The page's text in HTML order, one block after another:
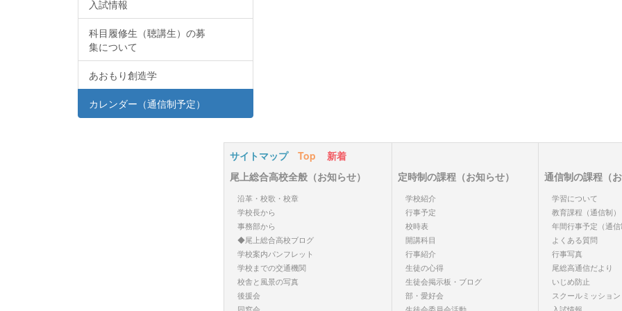
入試情報
科目履修生（聴講生）の募
集について
あおもり創造学
カレンダー（通信制予定）
サイトマップ Top
新着
尾上総合高校全般（お知らせ）
沿革・校歌・校章
学校長から
事務部から
◆尾上総合高校ブログ
学校案内パンフレット
学校までの交通機関
校舎と風景の写真
後援会
定時制の課程（お知らせ）
学校紹介
行事予定
校時表
開講科目
行事紹介
生徒の心得
生徒会掲示板・ブログ
部・愛好会
通信制の課程（お
学習について
教育課程（通信制）
年間行事予定（通信
よくある質問
行事写真
尾総高通信だより
いじめ防止
スクールミッショ